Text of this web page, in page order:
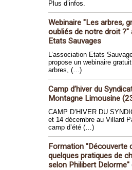
Plus d’infos.
Webinaire "Les arbres,
oubliés de notre droit ?"
Etats Sauvages
L’association Etats
propose un webinaire
arbres, (…)
Camp d’hiver du
Montagne Limousine
CAMP D’HIVER DU
et 14 décembre au Villard
camp d’été (…)
Formation "Découverte
quelques pratiques de
selon Philibert Delorme"